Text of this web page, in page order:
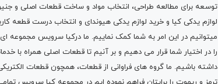
توسعه برای مطالعه طراحی، انتخاب مواد و ساخت قطعات اصلی و
لوازم یدکی کیا و خرید لوازم یدکی هیوندای و انتخاب درست قطعه
میتوانیم در این امر به شما کمک نماییم. ما درکیا سرویس مجموعه ای
را در اختیار شما قرار می دهیم و بر آنیم تا قطعات اصلی همراه با
داشته باشیم. ما گروه های فراوانی از قطعات، همچون قطعات